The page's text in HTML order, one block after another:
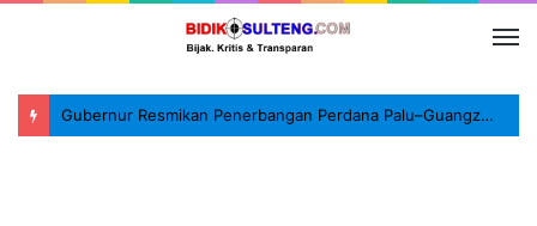
Gubernur Resmikan Penerbangan Perdana Palu–Guangzhou, Tonggak Baru Konektivitas Internasional Sulteng